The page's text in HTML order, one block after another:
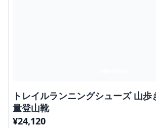
トレイルランニングシューズ 山
量登山靴
¥24,120